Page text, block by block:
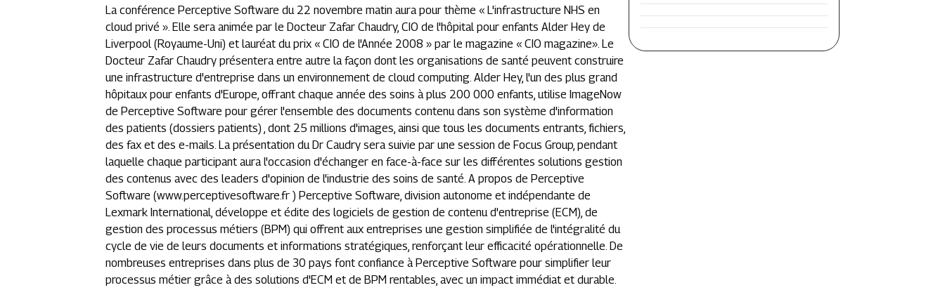
La conférence Perceptive Software du 22 novembre matin aura pour thème « L'infrastructure NHS en
cloud privé ». Elle sera animée par le Docteur Zafar Chaudry, CIO de l'hôpital pour enfants Alder Hey de
Liverpool (Royaume-Uni) et lauréat du prix « CIO de l'Année 2008 » par le magazine « CIO magazine». Le
Docteur Zafar Chaudry présentera entre autre la façon dont les organisations de santé peuvent construire
une infrastructure d'entreprise dans un environnement de cloud computing. Alder Hey, l'un des plus grand
hôpitaux pour enfants d'Europe, offrant chaque année des soins à plus 200 000 enfants, utilise ImageNow
de Perceptive Software pour gérer l'ensemble des documents contenu dans son système d'information
des patients (dossiers patients) , dont 25 millions d'images, ainsi que tous les documents entrants, fichiers,
des fax et des e-mails. La présentation du Dr Caudry sera suivie par une session de Focus Group, pendant
laquelle chaque participant aura l'occasion d'échanger en face-à-face sur les différentes solutions gestion
des contenus avec des leaders d'opinion de l'industrie des soins de santé. A propos de Perceptive
Software (www.perceptivesoftware.fr) Perceptive Software, division autonome et indépendante de
Lexmark International, développe et édite des logiciels de gestion de contenu d'entreprise (ECM), de
gestion des processus métiers (BPM) qui offrent aux entreprises une gestion simplifiée de l'intégralité du
cycle de vie de leurs documents et informations stratégiques, renforçant leur efficacité opérationnelle. De
nombreuses entreprises dans plus de 30 pays font confiance à Perceptive Software pour simplifier leur
processus métier grâce à des solutions d'ECM et de BPM rentables, avec un impact immédiat et durable.